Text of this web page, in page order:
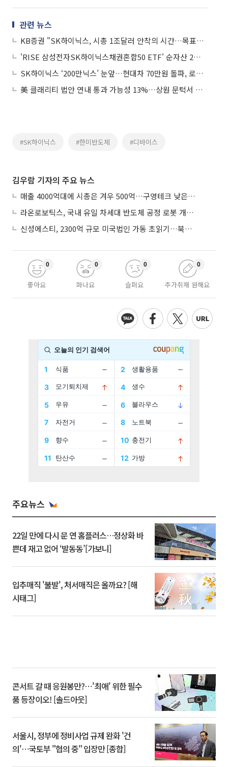
관련 뉴스
KB증권 "SK하이닉스, 시총 1조달러 안착의 시간…목표가 300만원"
'RISE 삼성전자SK하이닉스채권혼합50 ETF' 순자산 2조 돌파…국내 채권혼합 ETF 최단기
SK하이닉스 ‘200만닉스’ 눈앞…현대차 70만원 돌파, 로봇·삼성전기 관심
美 클래리티 법안 연내 통과 가능성 13%…상원 문턱서 제동
#SK하이닉스 #한미반도체 #디바이스
김우람 기자의 주요 뉴스
매출 4000억대에 시총은 겨우 500억…구영테크 낮은 몸값에 저가 승계 마무리
라온로보틱스, 국내 유일 차세대 반도체 공정 로봇 개발 ‘고객사 테스트 진행’
신성에스티, 2300억 규모 미국법인 가동 초읽기…북미 ESS 공략 본격화
좋아요
0
화나요
0
슬퍼요
0
추가취재 원해요
0
주요뉴스
22일 만에 다시 문 연 홈플러스…정상화 바
쁜데 재고 없어 ‘발동동’[가보니]
입추매직 '불발', 처서매직은 올까요? [해
시태그]
콘서트 갈 때 응원봉만?⋯'최애' 위한 필수
품 등장이오! [솔드아웃]
서울시, 정부에 정비사업 규제 완화 '건
의'⋯국토부 "협의 중" 입장만 [종합]